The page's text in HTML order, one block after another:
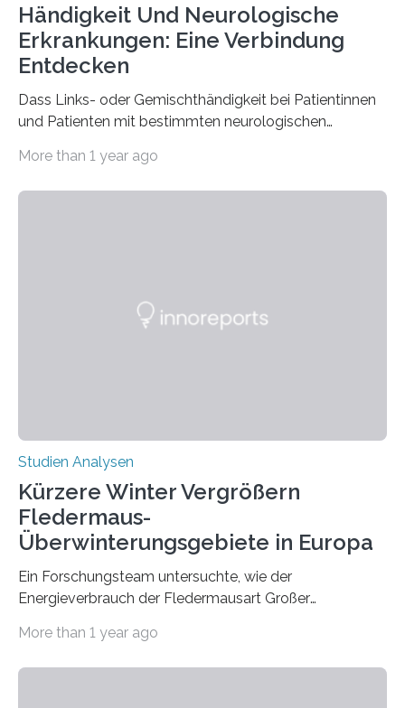
Händigkeit Und Neurologische
Erkrankungen: Eine Verbindung
Entdecken
Dass Links- oder Gemischthändigkeit bei Patientinnen
und Patienten mit bestimmten neurologischen
auffällig häufig vorkommt, ist eine oft berichtete
konnten ihn mal belegen, mal nicht. Eine Meta-Analyse,
More than 1 year ago
Studien Analysen
Kürzere Winter Vergrößern
Fledermaus-
Überwinterungsgebiete in Europa
Ein Forschungsteam untersuchte, wie der
Energieverbrauch der Fledermausart Großer
erstellte ein Modell, mit dem sich vorhersagen lässt, in
More than 1 year ago